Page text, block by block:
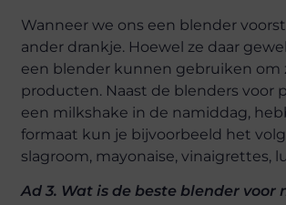
Wanneer we ons een blender
ander drankje. Hoewel ze daar
een blender kunnen gebruiken om
producten. Naast de blenders voor
een milkshake in de namiddag,
formaat kun je bijvoorbeeld het
slagroom, mayonaise, vinaigrettes,
Ad 3. Wat is de beste blender voor